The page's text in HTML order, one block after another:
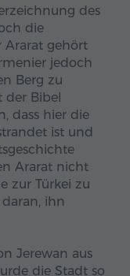
des
die
Ararat gehört
jedoch
Berg zu
der Bibel
dass hier die
ist und
Ararat nicht
zur Türkei zu
ihn
Jerewan aus
die Stadt so